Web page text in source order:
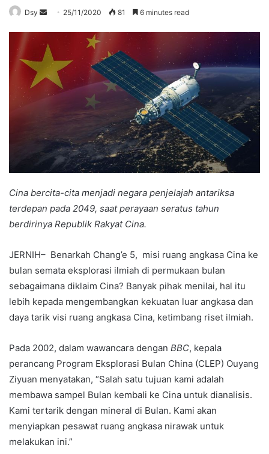
Dsy
Send
email
25/11/2020 81 6 minutes read
Cina bercita-cita menjadi negara penjelajah antariksa
terdepan pada 2049, saat perayaan seratus tahun
berdirinya Republik Rakyat Cina.
JERNIH– Benarkah Chang’e 5, misi ruang angkasa Cina ke
bulan semata eksplorasi ilmiah di permukaan bulan
sebagaimana diklaim Cina? Banyak pihak menilai, hal itu
lebih kepada mengembangkan kekuatan luar angkasa dan
daya tarik visi ruang angkasa Cina, ketimbang riset ilmiah.
Pada 2002, dalam wawancara dengan BBC, kepala
perancang Program Eksplorasi Bulan China (CLEP) Ouyang
Ziyuan menyatakan, “Salah satu tujuan kami adalah
membawa sampel Bulan kembali ke Cina untuk dianalisis.
Kami tertarik dengan mineral di Bulan. Kami akan
menyiapkan pesawat ruang angkasa nirawak untuk
melakukan ini.”